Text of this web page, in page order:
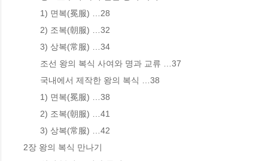
2장 왕의 복식 만나기